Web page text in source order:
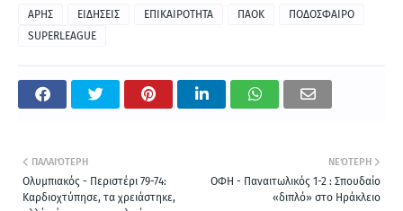
ΑΡΗΣ ΕΙΔΗΣΕΙΣ ΕΠΙΚΑΙΡΟΤΗΤΑ ΠΑΟΚ
ΠΟΔΟΣΦΑΙΡΟ
SUPERLEAGUE
ΝΕΌΤΕΡΗ
ΟΦΗ - Παναιτωλικός 1-2 : Σπουδαίο
«διπλό» στο Ηράκλειο
ΠΑΛΑΙΌΤΕΡΗ
Ολυμπιακός - Περιστέρι 79-74:
Καρδιοχτύπησε, τα χρειάστηκε,